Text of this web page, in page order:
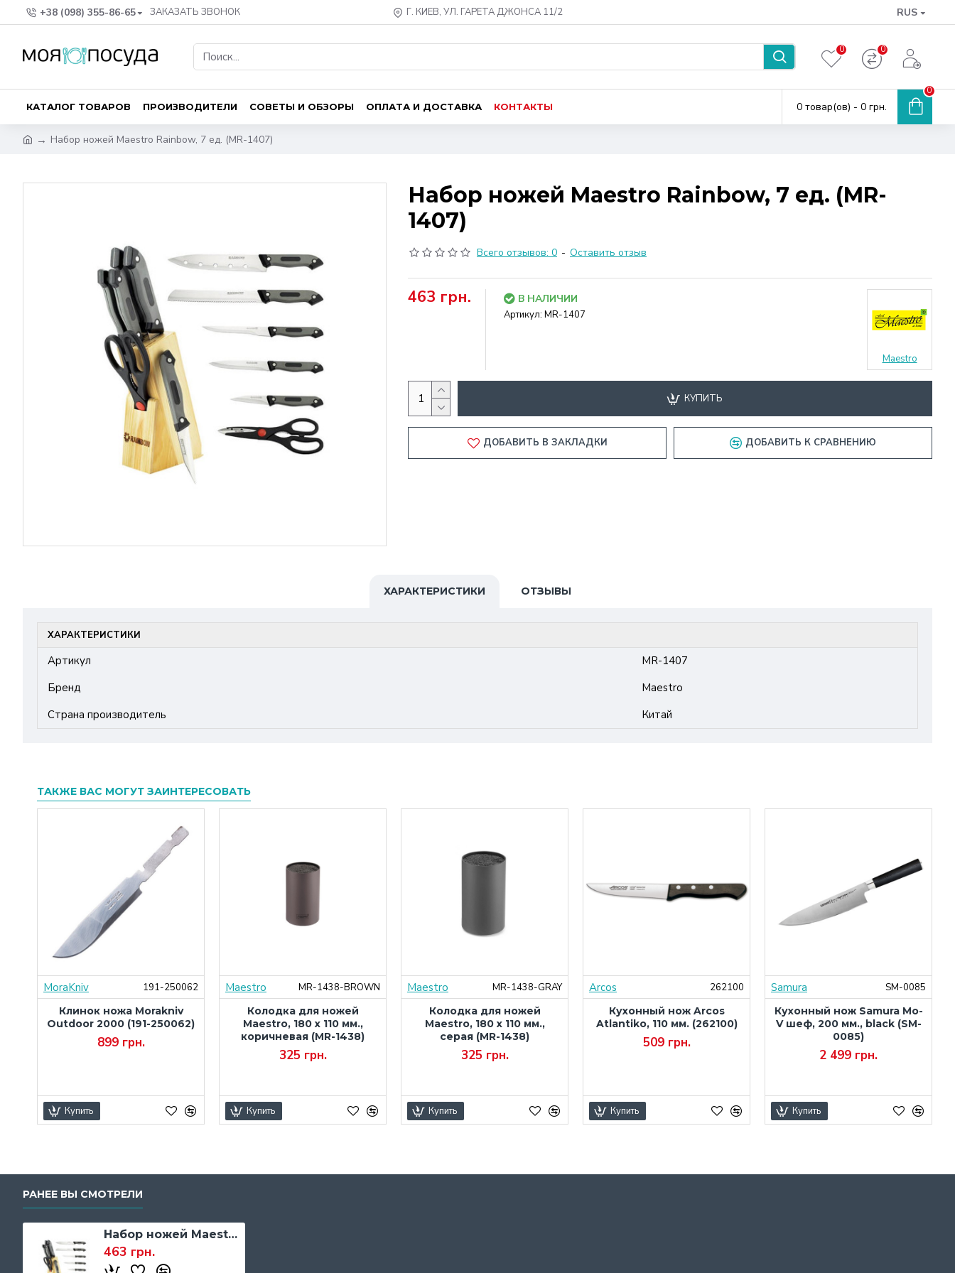
+38 (098) 355-86-65 ЗАКАЗАТЬ ЗВОНОК Г. КИЕВ, УЛ. ГАРЕТА ДЖОНСА 11/2 RUS
0 0
КАТАЛОГ ТОВАРОВ ПРОИЗВОДИТЕЛИ СОВЕТЫ И ОБЗОРЫ ОПЛАТА И ДОСТАВКА КОНТАКТЫ 0 товар(ов) - 0 грн.
0
Набор ножей Maestro Rainbow, 7 ед. (MR-1407)
Набор ножей Maestro Rainbow, 7 ед. (MR-
1407)
Всего отзывов: 0 - Оставить отзыв
463 грн. В НАЛИЧИИ
Артикул: MR-1407
Maestro
КУПИТЬ
ДОБАВИТЬ В ЗАКЛАДКИ ДОБАВИТЬ К СРАВНЕНИЮ
ХАРАКТЕРИСТИКИ ОТЗЫВЫ
ХАРАКТЕРИСТИКИ
Артикул
MR-1407
Бренд
Maestro
Страна производитель
Китай
ТАКЖЕ ВАС МОГУТ ЗАИНТЕРЕСОВАТЬ
MoraKniv
191-250062
Клинок ножа Morakniv
Outdoor 2000 (191-250062)
899 грн.
Купить
Maestro
MR-1438-BROWN
Колодка для ножей
Maestro, 180 x 110 мм.,
коричневая (MR-1438)
325 грн.
Купить
Maestro
MR-1438-GRAY
Колодка для ножей
Maestro, 180 x 110 мм.,
серая (MR-1438)
325 грн.
Купить
Arcos
262100
Кухонный нож Arcos
Atlantiko, 110 мм. (262100)
509 грн.
Купить
Samura
SM-0085
Кухонный нож Samura Mo-
V шеф, 200 мм., black (SM-
0085)
2 499 грн.
Купить
РАНЕЕ ВЫ СМОТРЕЛИ
Набор ножей Maestro Rainbow, 7 ед. (MR-1407)
463 грн.